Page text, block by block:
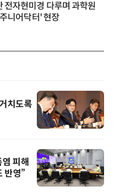
전자현미경 다루며 과학원
니어닥터' 현장
치도록
피해
반영”